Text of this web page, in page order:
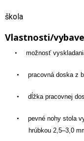
škola
Vlastnosti/
• možnosť
• pracovná doska z
• dĺžka pracovnej
•
pevné nohy stola
hrúbkou 2,5–3,0